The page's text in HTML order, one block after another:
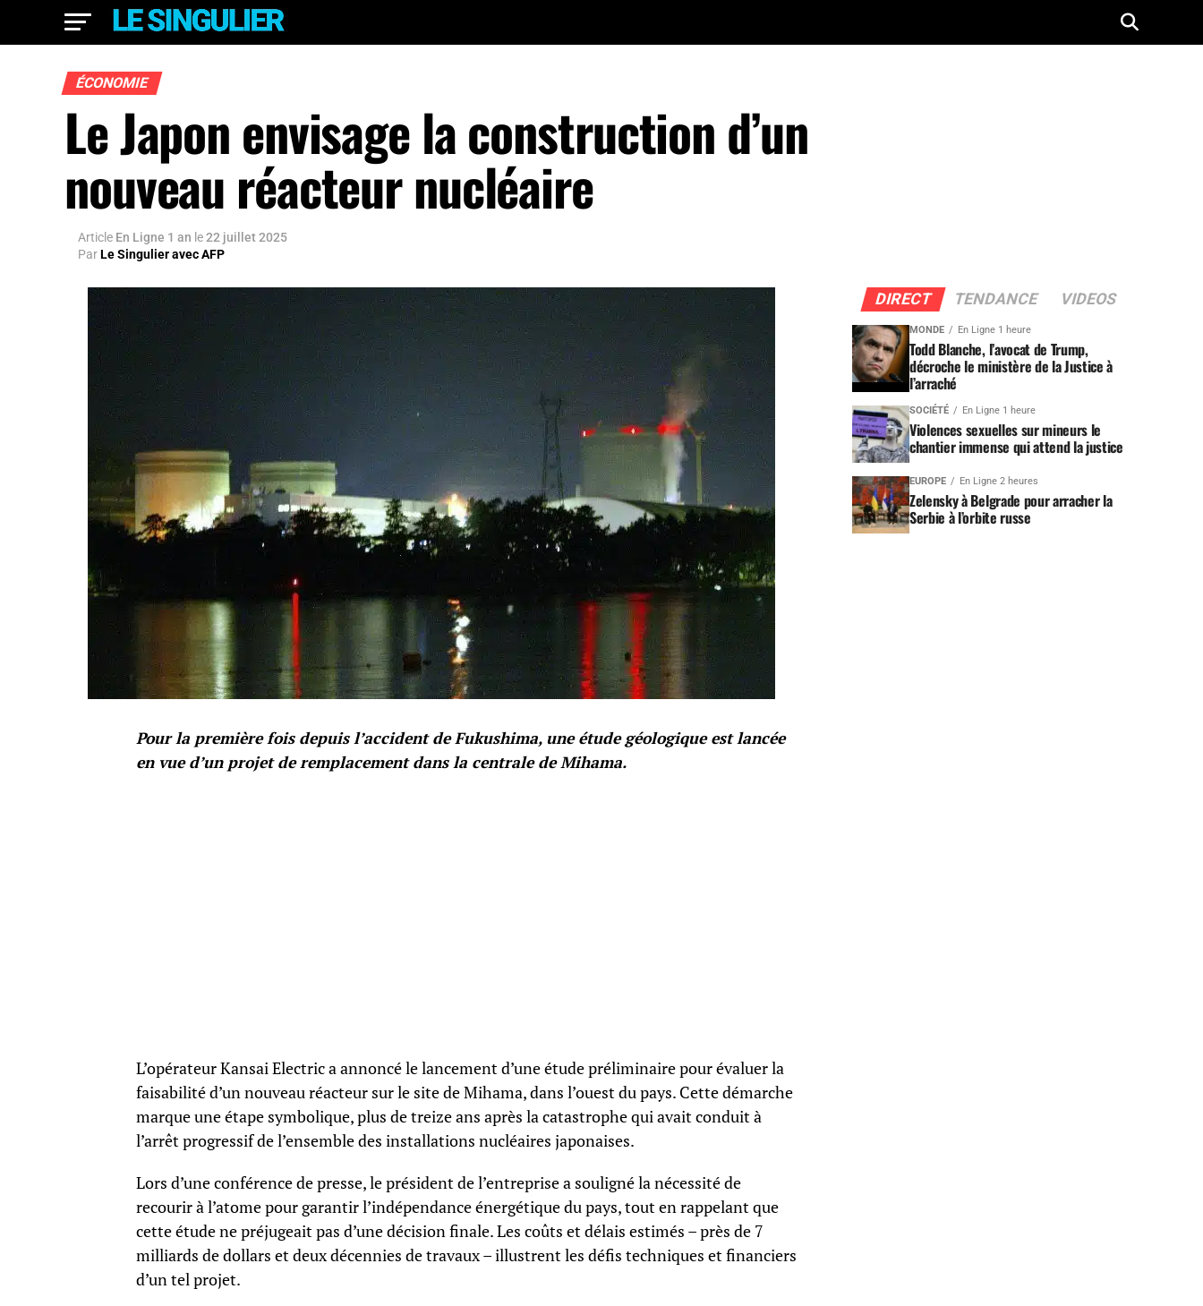
ÉCONOMIE
Le Japon envisage la construction d’un
nouveau réacteur nucléaire
Article En Ligne 1 an le22 juillet 2025
ParLe Singulier avec AFP
Pour la première fois depuis l’accident de Fukushima, une étude géologique est lancée
en vue d’un projet de remplacement dans la centrale de Mihama.
L’opérateur Kansai Electric a annoncé le lancement d’une étude préliminaire pour évaluer la
faisabilité d’un nouveau réacteur sur le site de Mihama, dans l’ouest du pays. Cette démarche
marque une étape symbolique, plus de treize ans après la catastrophe qui avait conduit à
l’arrêt progressif de l’ensemble des installations nucléaires japonaises.
Lors d’une conférence de presse, le président de l’entreprise a souligné la nécessité de
recourir à l’atome pour garantir l’indépendance énergétique du pays, tout en rappelant que
cette étude ne préjugeait pas d’une décision finale. Les coûts et délais estimés – près de 7
milliards de dollars et deux décennies de travaux – illustrent les défis techniques et financiers
d’un tel projet.
DIRECT TENDANCE VIDEOS
MONDE En Ligne 1 heure
Todd Blanche, l’avocat de Trump,
décroche le ministère de la Justice à
l’arraché
SOCIÉTÉ En Ligne 1 heure
Violences sexuelles sur mineurs le
chantier immense qui attend la justice
EUROPE En Ligne 2 heures
Zelensky à Belgrade pour arracher la
Serbie à l’orbite russe